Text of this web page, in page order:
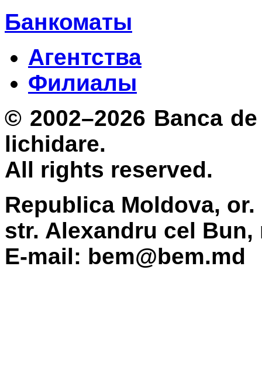
Банкоматы
Агентства
Филиалы
© 2002–2026 Banca
lichidare.
All rights reserved.
Republica Moldova,
str. Alexandru cel Bun,
E-mail: bem@bem.md